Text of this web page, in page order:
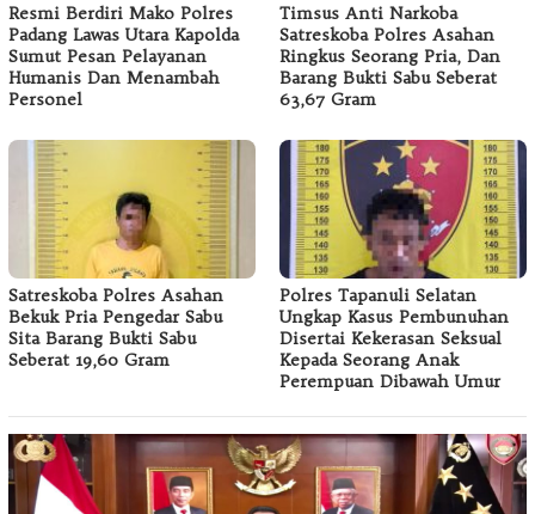
Resmi Berdiri Mako Polres
Padang Lawas Utara Kapolda
Sumut Pesan Pelayanan
Humanis Dan Menambah
Personel
Timsus Anti Narkoba
Satreskoba Polres Asahan
Ringkus Seorang Pria, Dan
Barang Bukti Sabu Seberat
63,67 Gram
Satreskoba Polres Asahan
Bekuk Pria Pengedar Sabu
Sita Barang Bukti Sabu
Seberat 19,60 Gram
Polres Tapanuli Selatan
Ungkap Kasus Pembunuhan
Disertai Kekerasan Seksual
Kepada Seorang Anak
Perempuan Dibawah Umur